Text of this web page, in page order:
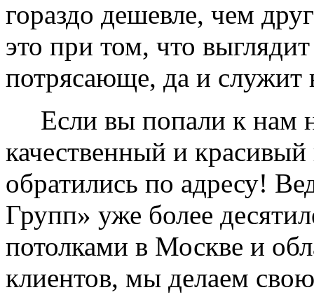
гораздо дешевле, чем
это при том, что
потрясающе, да и служит
Если вы попали к нам
качественный и
обратились по адресу!
Групп» уже более
потолками в Москве и
клиентов, мы делаем